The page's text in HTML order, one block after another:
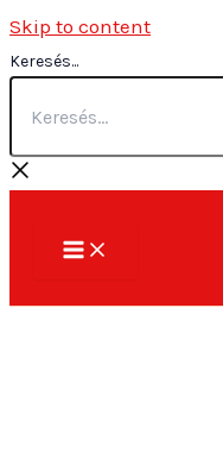
Skip to content
Keresés...